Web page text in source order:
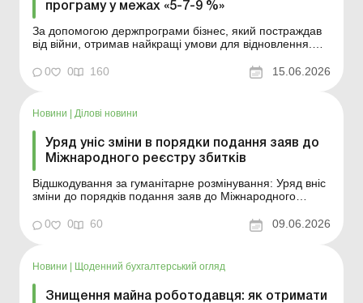
програму у межах «5-7-9 %»
За допомогою держпрограми бізнес, який постраждав
від війни, отримав найкращі умови для відновлення.
швидше відновлювати майно, повертатися до роботи
та зберігати робочі місця. Деталі див. нижче. Більше за
0 0 160 15.06.2026
Новини Ділові новини
Уряд уніс зміни в порядки подання заяв до
Міжнародного реєстру збитків
Відшкодування за гуманітарне розмінування: Уряд вніс
зміни до порядків подання заяв до Міжнародного
за знищене чи пошкоджене внаслідок війни майно – з
0 0 60 09.06.2026
Новини | Щоденний бухгалтерський огляд
Знищення майна роботодавця: як отримати